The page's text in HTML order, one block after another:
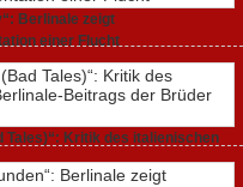
Berlinale zeigt
einer Flucht
Tales)“: Kritik des italienischen
der Brüder D’Innocenzo
Comments